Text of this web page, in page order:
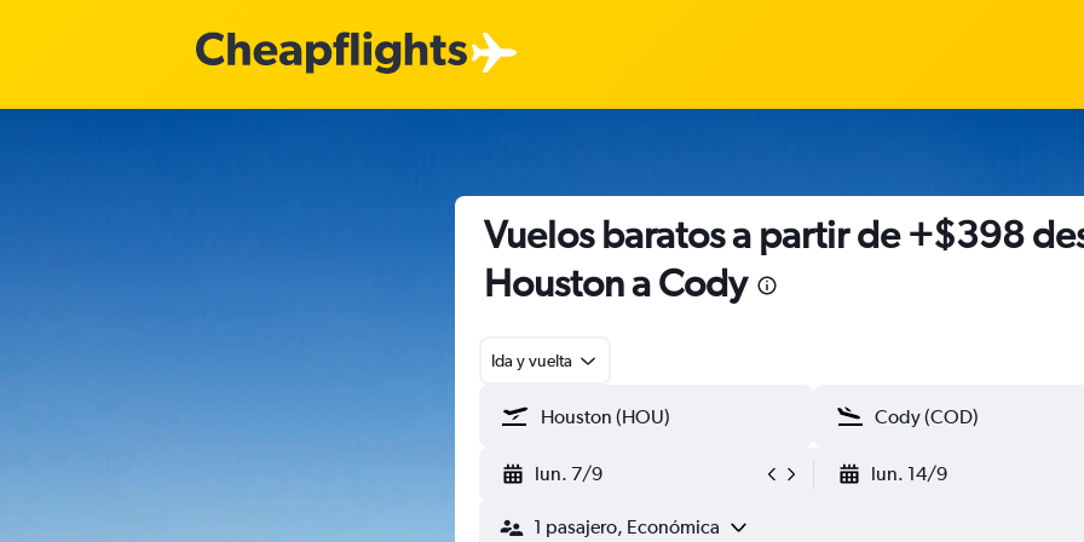
Vuelos baratos a partir de +$398
Houston a Cody
Ida y vuelta
lun. 7/9 lun. 14/9
1 pasajero, Económica